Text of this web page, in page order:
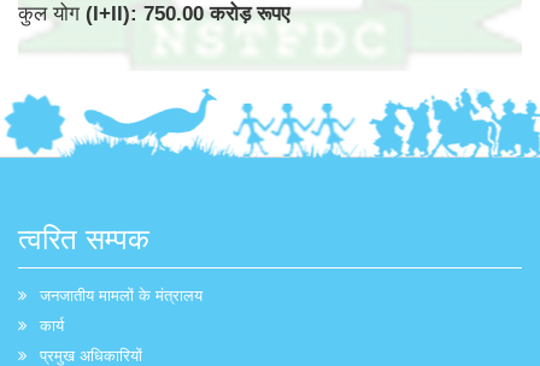
कुल योग (I+II): 750.00 करोड़ रूपए
त्वरित सम्पक
जनजातीय मामलों के मंत्रालय
कार्य
प्रमुख अधिकारियों